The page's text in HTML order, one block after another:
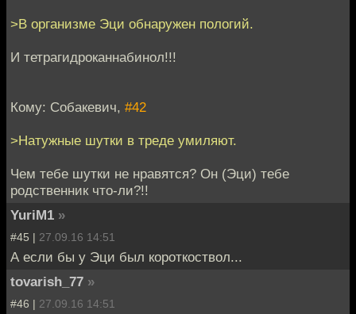
>В организме Эци обнаружен пологий.
И тетрагидроканнабинол!!!
Кому: Собакевич, #42
>Натужные шутки в треде умиляют.
Чем тебе шутки не нравятся? Он (Эци) тебе
родственник что-ли?!!
YuriM1 »
#45 | 27.09.16 14:51
А если бы у Эци был короткоствол...
tovarish_77 »
#46 | 27.09.16 14:51